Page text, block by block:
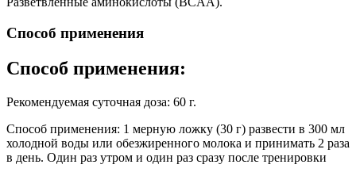
Способ применения
Способ применения:
Рекомендуемая суточная доза: 60 г.
Способ применения: 1 мерную ложку (30 г) развести в 300 мл
холодной воды или обезжиренного молока и принимать 2 раза
в день. Один раз утром и один раз сразу после тренировки